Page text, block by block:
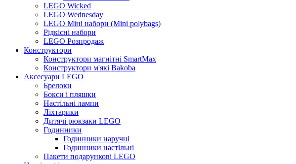
LEGO Wicked
LEGO Wednesday
LEGO Міні набори (Mini polybags)
Рідкісні набори
LEGO Розпродаж
Конструктори
Конструктори магнітні SmartMax
Конструктори м'які Bakoba
Аксесуари LEGO
Брелоки
Бокси і пляшки
Настільні лампи
Ліхтарики
Дитячі рюкзаки LEGO
Годинники
Годинники наручні
Годинники настільні
Пакети подарункові LEGO